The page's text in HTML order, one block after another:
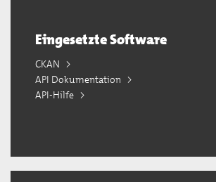
Eingesetzte Software
CKAN
API Dokumentation
API-Hilfe